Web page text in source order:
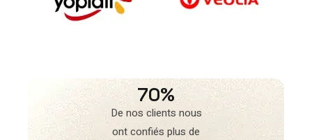
70%
De nos clients nous
ont confiés plus de